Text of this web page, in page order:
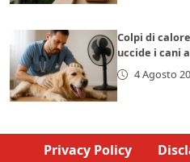
Colpi di
uccide i cani
4 Agosto
Privacy Policy